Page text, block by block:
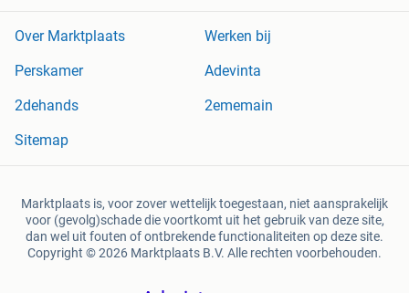
Over Marktplaats
Werken bij
Perskamer
Adevinta
2dehands
2ememain
Sitemap
Marktplaats is, voor zover wettelijk toegestaan, niet aansprakelijk
voor (gevolg)schade die voortkomt uit het gebruik van deze site,
dan wel uit fouten of ontbrekende functionaliteiten op deze site.
Copyright © 2026 Marktplaats B.V. Alle rechten voorbehouden.